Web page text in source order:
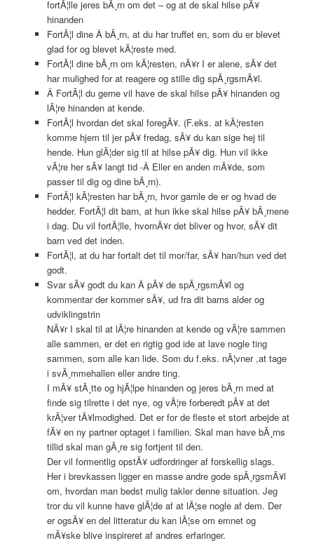
fortÃ¦lle jeres bÃ¸rn om det – og at de skal hilse pÃ¥
hinanden
FortÃ¦l dine Â bÃ¸rn, at du har truffet en, som du er blevet
glad for og blevet kÃ¦reste med.
FortÃ¦l dine bÃ¸rn om kÃ¦resten, nÃ¥r I er alene, sÃ¥ det
har mulighed for at reagere og stille dig spÃ¸rgsmÃ¥l.
Â FortÃ¦l du gerne vil have de skal hilse pÃ¥ hinanden og
lÃ¦re hinanden at kende.
FortÃ¦l hvordan det skal foregÃ¥. (F.eks. at kÃ¦resten
komme hjem til jer pÃ¥ fredag, sÃ¥ du kan sige hej til
hende. Hun glÃ¦der sig til at hilse pÃ¥ dig. Hun vil ikke
vÃ¦re her sÃ¥ langt tid -Â Eller en anden mÃ¥de, som
passer til dig og dine bÃ¸rn).
FortÃ¦l kÃ¦resten har bÃ¸rn, hvor gamle de er og hvad de
hedder. FortÃ¦l dit barn, at hun ikke skal hilse pÃ¥ bÃ¸rnene
i dag. Du vil fortÃ¦lle, hvornÃ¥r det bliver og hvor, sÃ¥ dit
barn ved det inden.
FortÃ¦l, at du har fortalt det til mor/far, sÃ¥ han/hun ved det
godt.
Svar sÃ¥ godt du kan Â pÃ¥ de spÃ¸rgsmÃ¥l og
kommentar der kommer sÃ¥, ud fra dit barns alder og
udviklingstrin
NÃ¥r I skal til at lÃ¦re hinanden at kende og vÃ¦re sammen
alle sammen, er det en rigtig god ide at lave nogle ting
sammen, som alle kan lide. Som du f.eks. nÃ¦vner ,at tage
i svÃ¸mmehallen eller andre ting.
I mÃ¥ stÃ¸tte og hjÃ¦lpe hinanden og jeres bÃ¸rn med at
finde sig tilrette i det nye, og vÃ¦re forberedt pÃ¥ at det
krÃ¦ver tÃ¥lmodighed. Det er for de fleste et stort arbejde at
fÃ¥ en ny partner optaget i familien. Skal man have bÃ¸rns
tillid skal man gÃ¸re sig fortjent til den.
Der vil formentlig opstÃ¥ udfordringer af forskellig slags.
Her i brevkassen ligger en masse andre gode spÃ¸rgsmÃ¥l
om, hvordan man bedst mulig takler denne situation. Jeg
tror du vil kunne have glÃ¦de af at lÃ¦se nogle af dem. Der
er ogsÃ¥ en del litteratur du kan lÃ¦se om emnet og
mÃ¥ske blive inspireret af andres erfaringer.